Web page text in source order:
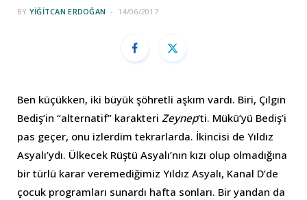
BY YIĞITCAN ERDOĞAN 14/06/2017
Ben küçükken, iki büyük şöhretli aşkım vardı. Biri, Çılgın
Bediş’in “alternatif” karakteri Zeynep‘ti. Mükü’yü Bediş’i
pas geçer, onu izlerdim tekrarlarda. İkincisi de Yıldız
Asyalı’ydı. Ülkecek Rüştü Asyalı’nın kızı olup olmadığına
bir türlü karar veremediğimiz Yıldız Asyalı, Kanal D’de
çocuk programları sunardı hafta sonları. Bir yandan da